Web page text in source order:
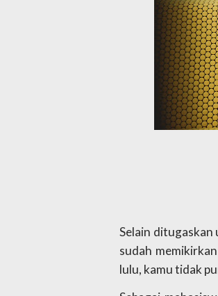
Selain
sudah
lulu, kamu tidak